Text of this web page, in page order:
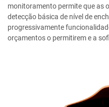
monitoramento permite que as
detecção básica de nível de
progressivamente
orçamentos o permitirem e a